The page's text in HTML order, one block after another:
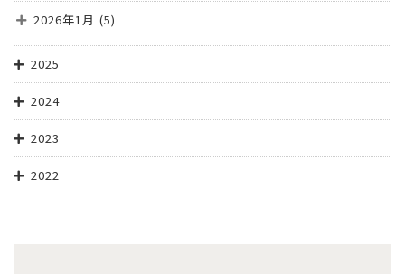
2026年1月 (5)
2025
2024
2023
2022